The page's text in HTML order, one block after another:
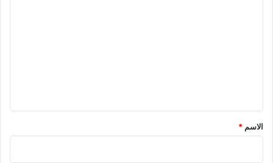
*
الاسم *